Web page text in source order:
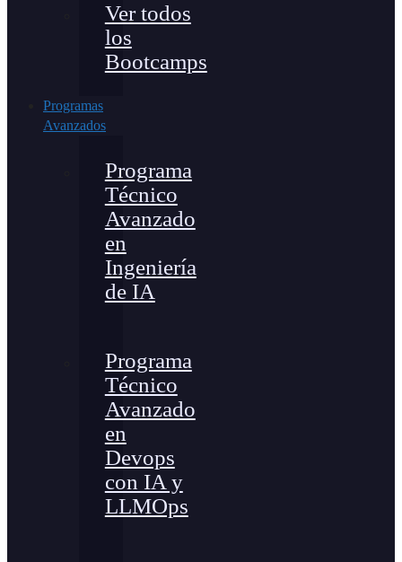
Ver todos
los
Bootcamps
Programas
Avanzados
Programa
Técnico
Avanzado
en
Ingeniería
de IA
Programa
Técnico
Avanzado
en
Devops
con IA y
LLMOps